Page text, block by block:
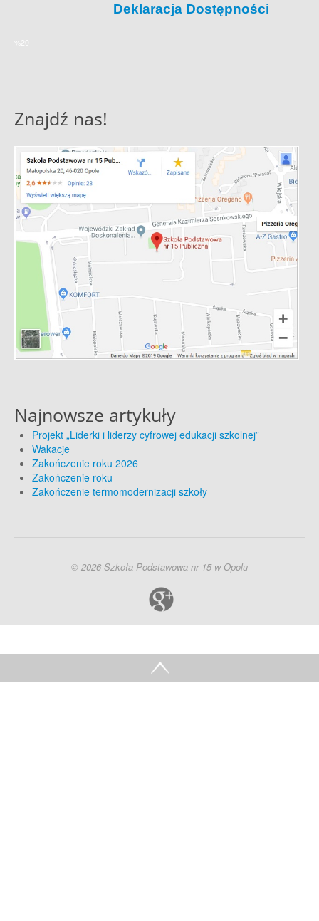
Deklaracja Dostępności
Znajdź nas!
Najnowsze artykuły
Projekt „Liderki i liderzy cyfrowej edukacji szkolnej”
Wakacje
Zakończenie roku 2026
Zakończenie roku
Zakończenie termomodernizacji szkoły
© 2026 Szkoła Podstawowa nr 15 w Opolu